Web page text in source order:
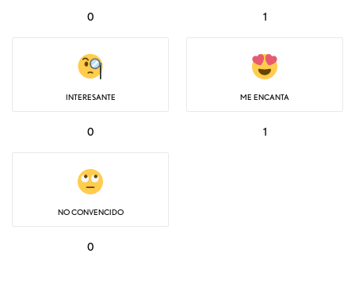
0 1
INTERESANTE
0
ME ENCANTA
1
NO CONVENCIDO
0